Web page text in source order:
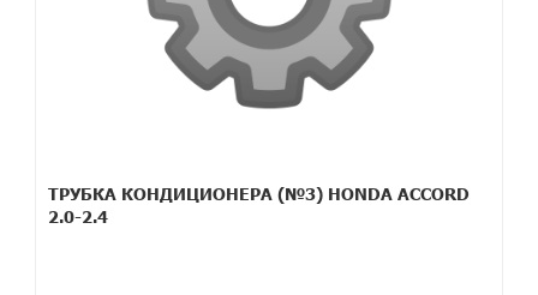
ТРУБКА КОНДИЦИОНЕРА (№3) HONDA ACCORD
2.0-2.4